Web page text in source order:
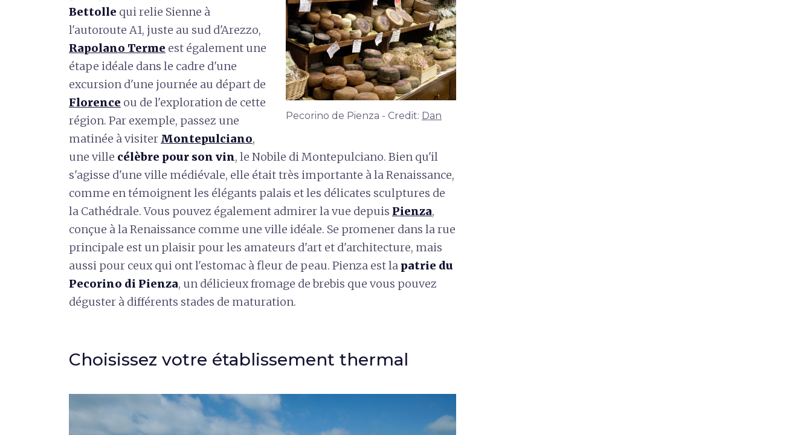
Pecorino de Pienza - Credit: Dan
Bettolle qui relie Sienne à
l'autoroute A1, juste au sud d'Arezzo,
Rapolano Terme est également une
étape idéale dans le cadre d'une
excursion d'une journée au départ de
Florence ou de l'exploration de cette
région. Par exemple, passez une
matinée à visiter Montepulciano,
une ville célèbre pour son vin, le Nobile di Montepulciano. Bien qu'il
s'agisse d'une ville médiévale, elle était très importante à la Renaissance,
comme en témoignent les élégants palais et les délicates sculptures de
la Cathédrale. Vous pouvez également admirer la vue depuis Pienza,
conçue à la Renaissance comme une ville idéale. Se promener dans la rue
principale est un plaisir pour les amateurs d'art et d'architecture, mais
aussi pour ceux qui ont l'estomac à fleur de peau. Pienza est la patrie du
Pecorino di Pienza, un délicieux fromage de brebis que vous pouvez
déguster à différents stades de maturation.
Choisissez votre établissement thermal